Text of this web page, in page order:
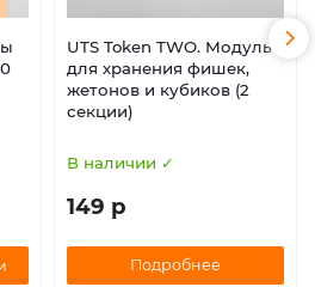
UTS Token TWO. Модуль
для хранения фишек,
жетонов и кубиков (2
секции)
В наличии ✓
149 р
Подробнее